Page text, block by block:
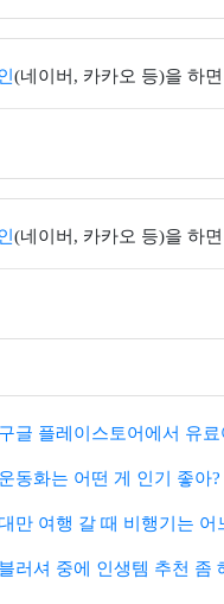
(네이버, 카카오 등)을 하
(네이버, 카카오 등)을 하
구글 플레이스토어에서 유
운동화는 어떤 게 인기 좋아?
만 여행 갈 때 비행기는 어
블러셔 중에 인생템 추천 좀